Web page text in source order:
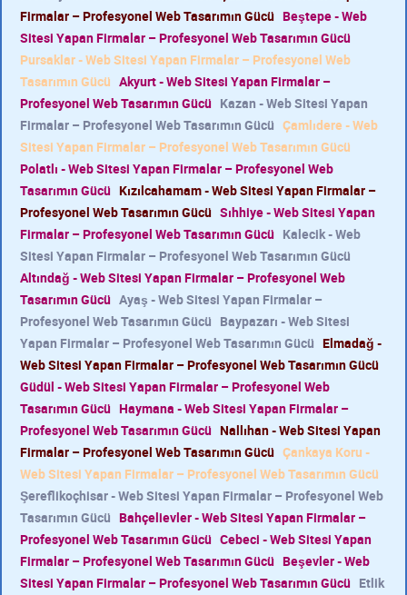
Firmalar – Profesyonel Web Tasarımın Gücü Beştepe - Web
Sitesi Yapan Firmalar – Profesyonel Web Tasarımın Gücü
Pursaklar - Web Sitesi Yapan Firmalar – Profesyonel Web
Tasarımın Gücü Akyurt - Web Sitesi Yapan Firmalar –
Profesyonel Web Tasarımın Gücü Kazan - Web Sitesi Yapan
Firmalar – Profesyonel Web Tasarımın Gücü Çamlıdere - Web
Sitesi Yapan Firmalar – Profesyonel Web Tasarımın Gücü
Polatlı - Web Sitesi Yapan Firmalar – Profesyonel Web
Tasarımın Gücü Kızılcahamam - Web Sitesi Yapan Firmalar –
Profesyonel Web Tasarımın Gücü Sıhhiye - Web Sitesi Yapan
Firmalar – Profesyonel Web Tasarımın Gücü Kalecik - Web
Sitesi Yapan Firmalar – Profesyonel Web Tasarımın Gücü
Altındağ - Web Sitesi Yapan Firmalar – Profesyonel Web
Tasarımın Gücü Ayaş - Web Sitesi Yapan Firmalar –
Profesyonel Web Tasarımın Gücü Baypazarı - Web Sitesi
Yapan Firmalar – Profesyonel Web Tasarımın Gücü Elmadağ -
Web Sitesi Yapan Firmalar – Profesyonel Web Tasarımın Gücü
Güdül - Web Sitesi Yapan Firmalar – Profesyonel Web
Tasarımın Gücü Haymana - Web Sitesi Yapan Firmalar –
Profesyonel Web Tasarımın Gücü Nallıhan - Web Sitesi Yapan
Firmalar – Profesyonel Web Tasarımın Gücü Çankaya Koru -
Web Sitesi Yapan Firmalar – Profesyonel Web Tasarımın Gücü
Şereflikoçhisar - Web Sitesi Yapan Firmalar – Profesyonel Web
Tasarımın Gücü Bahçelievler - Web Sitesi Yapan Firmalar –
Profesyonel Web Tasarımın Gücü Cebeci - Web Sitesi Yapan
Firmalar – Profesyonel Web Tasarımın Gücü Beşevler - Web
Sitesi Yapan Firmalar – Profesyonel Web Tasarımın Gücü Etlik